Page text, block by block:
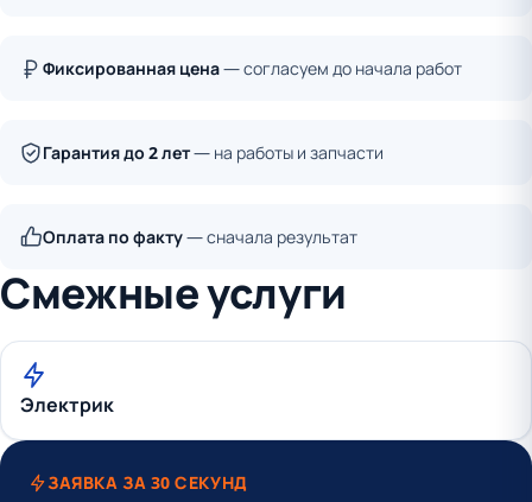
Фиксированная цена— согласуем до начала работ
Гарантия до 2 лет— на работы и запчасти
Оплата по факту— сначала результат
Смежные услуги
Электрик
ЗАЯВКА ЗА 30 СЕКУНД